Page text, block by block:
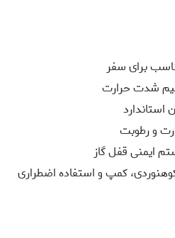
برای سفر
شدت حرارت
استاندارد
و رطوبت
ایمنی قفل گاز
کمپ و استفاده اضطراری